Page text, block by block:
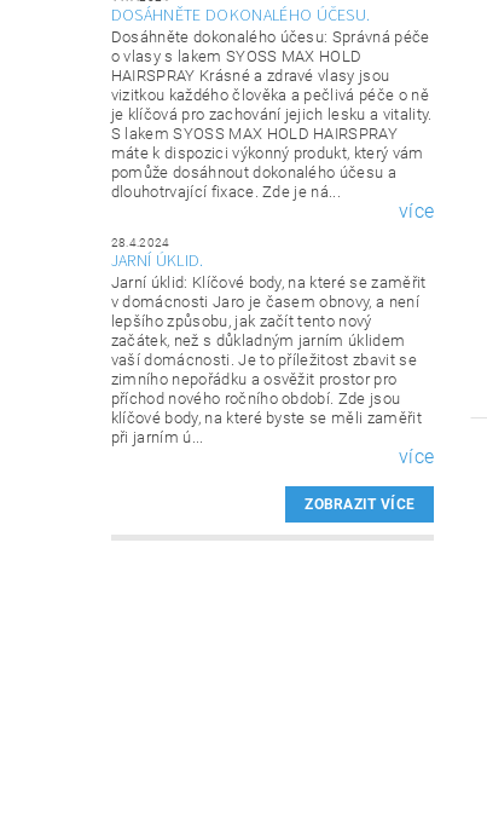
DOSÁHNĚTE DOKONALÉHO ÚČESU.
Dosáhněte dokonalého účesu: Správná péče
o vlasy s lakem SYOSS MAX HOLD
HAIRSPRAY Krásné a zdravé vlasy jsou
vizitkou každého člověka a pečlivá péče o ně
je klíčová pro zachování jejich lesku a vitality.
S lakem SYOSS MAX HOLD HAIRSPRAY
máte k dispozici výkonný produkt, který vám
pomůže dosáhnout dokonalého účesu a
dlouhotrvající fixace. Zde je ná...
více
28.4.2024
JARNÍ ÚKLID.
Jarní úklid: Klíčové body, na které se zaměřit
v domácnosti Jaro je časem obnovy, a není
lepšího způsobu, jak začít tento nový
začátek, než s důkladným jarním úklidem
vaší domácnosti. Je to příležitost zbavit se
zimního nepořádku a osvěžit prostor pro
příchod nového ročního období. Zde jsou
klíčové body, na které byste se měli zaměřit
při jarním ú...
více
ZOBRAZIT VÍCE